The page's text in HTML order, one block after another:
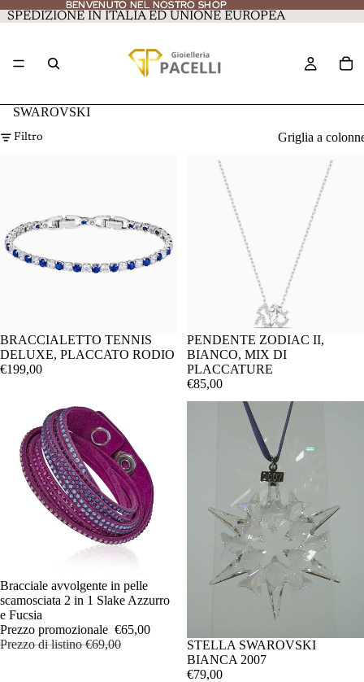
BENVENUTO NEL NOSTRO SHOP
BENVENUTO NEL NOSTRO SHOP
SPEDIZIONE IN ITALIA ED UNIONE EUROPEA
SWAROVSKI
Filtro Griglia a
BRACCIALETTO TENNIS
DELUXE, PLACCATO RODIO
€199,00
PENDENTE ZODIAC II,
BIANCO, MIX DI
PLACCATURE
€85,00
IN OFFERTA
Bracciale avvolgente in pelle
scamosciata 2 in 1 Slake Azzurro
e Fucsia
Prezzo promozionale €65,00
Prezzo di listino€69,00
STELLA SWAROVSKI
BIANCA 2007
€79,00